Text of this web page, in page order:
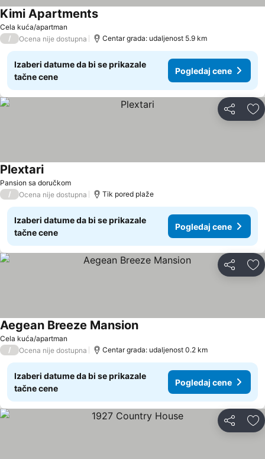
Cela kuća/apartman
Kimi ApartmentsPogledaj cene
/ Ocena nije dostupna Centar grada: udaljenost 5.9 km
Izaberi datume da bi se prikazale
tačne cene
Pogledaj cene
Deli
Pansion sa doručkom
PlextariPogledaj cene
/ Ocena nije dostupna Tik pored plaže
Izaberi datume da bi se prikazale
tačne cene
Pogledaj cene
Deli
Cela kuća/apartman
Aegean Breeze MansionPogledaj cene
/ Ocena nije dostupna Centar grada: udaljenost 0.2 km
Izaberi datume da bi se prikazale
tačne cene
Pogledaj cene
Deli